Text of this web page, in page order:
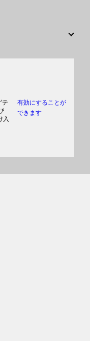
テ
入
有効にすることが
できます